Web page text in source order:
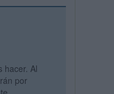
hacer. Al
por